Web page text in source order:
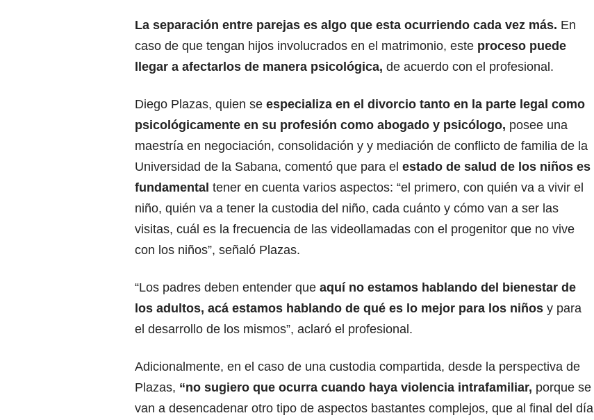
La separación entre parejas es algo que esta ocurriendo cada vez más. En
caso de que tengan hijos involucrados en el matrimonio, este proceso puede
llegar a afectarlos de manera psicológica, de acuerdo con el profesional.
Diego Plazas, quien se especializa en el divorcio tanto en la parte legal como
psicológicamente en su profesión como abogado y psicólogo, posee una
maestría en negociación, consolidación y y mediación de conflicto de familia de la
Universidad de la Sabana, comentó que para el estado de salud de los niños es
fundamental tener en cuenta varios aspectos: “el primero, con quién va a vivir el
niño, quién va a tener la custodia del niño, cada cuánto y cómo van a ser las
visitas, cuál es la frecuencia de las videollamadas con el progenitor que no vive
con los niños”, señaló Plazas.
“Los padres deben entender que aquí no estamos hablando del bienestar de
los adultos, acá estamos hablando de qué es lo mejor para los niños y para
el desarrollo de los mismos”, aclaró el profesional.
Adicionalmente, en el caso de una custodia compartida, desde la perspectiva de
Plazas, “no sugiero que ocurra cuando haya violencia intrafamiliar, porque se
van a desencadenar otro tipo de aspectos bastantes complejos, que al final del día